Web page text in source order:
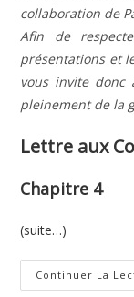
collaboration de
Afin de
présentations et
vous invite donc
pleinement de la
Lettre aux
Chapitre 4
(suite…)
Continuer La